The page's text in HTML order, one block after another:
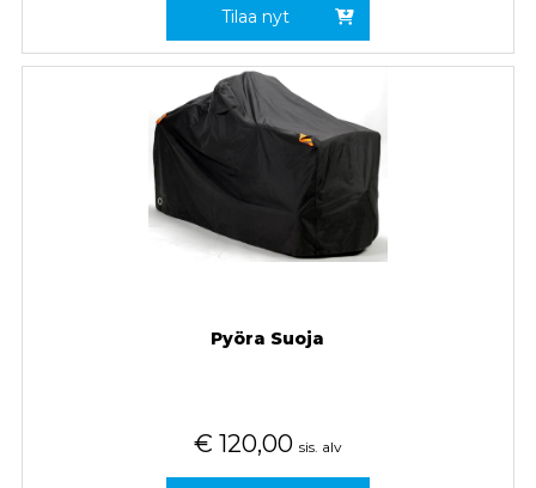
Tilaa nyt
Pyöra Suoja
€ 120,00 sis. alv